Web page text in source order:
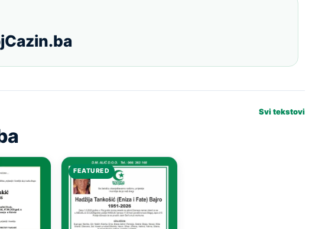
Svi tekstovi
FEATURED